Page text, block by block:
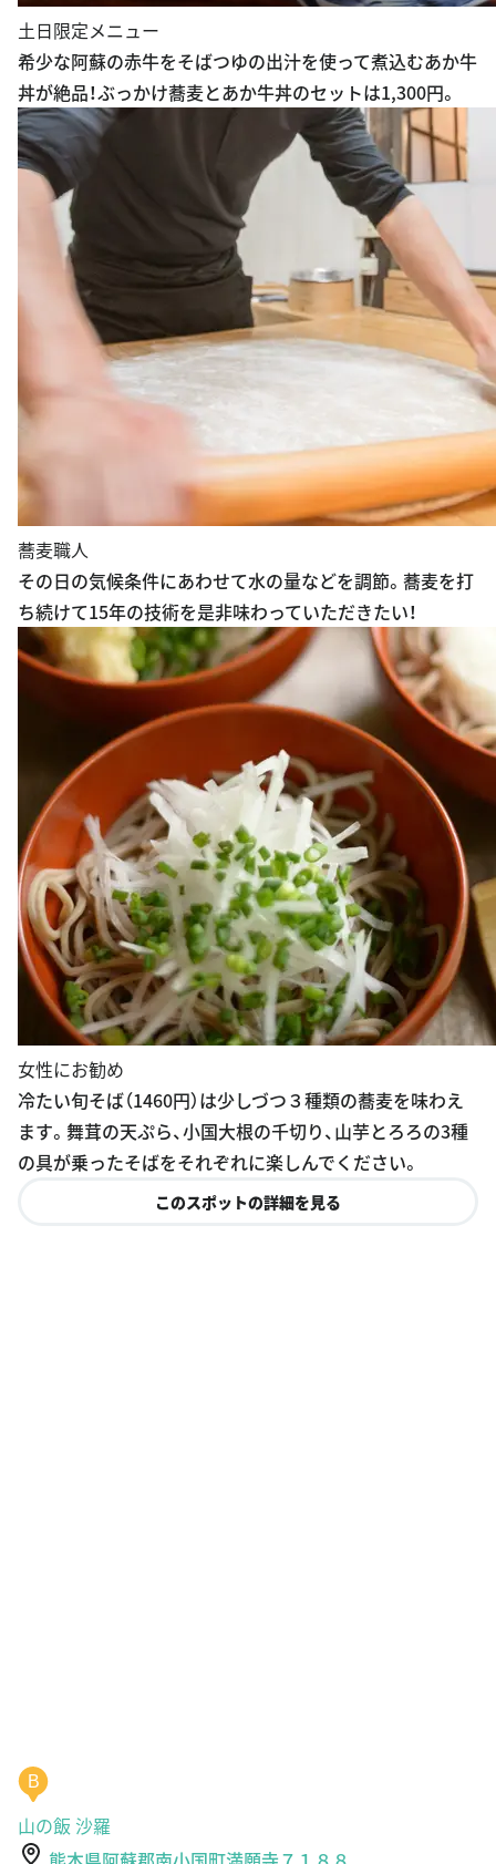
土日限定メニュー
希少な阿蘇の赤牛をそばつゆの出汁を使って煮込むあか牛
丼が絶品！ぶっかけ蕎麦とあか牛丼のセットは1,300円。
蕎麦職人
その日の気候条件にあわせて水の量などを調節。蕎麦を打
ち続けて15年の技術を是非味わっていただきたい！
女性にお勧め
冷たい旬そば（1460円）は少しづつ３種類の蕎麦を味わえ
ます。舞茸の天ぷら、小国大根の千切り、山芋とろろの3種
の具が乗ったそばをそれぞれに楽しんでください。
このスポットの詳細を見る
B
山の飯 沙羅